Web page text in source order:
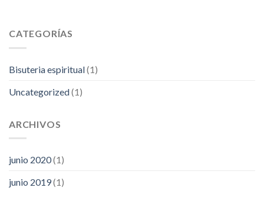
CATEGORÍAS
Bisuteria espiritual(1)
Uncategorized(1)
ARCHIVOS
junio 2020(1)
junio 2019(1)